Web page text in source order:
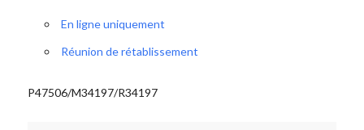
En ligne uniquement
Réunion de rétablissement
P47506/M34197/R34197